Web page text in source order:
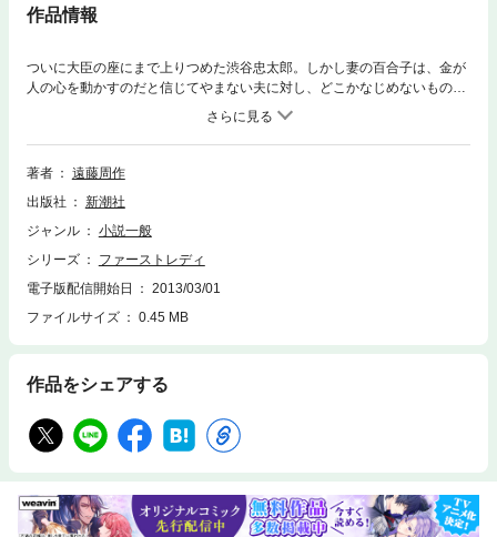
作品情報
ついに大臣の座にまで上りつめた渋谷忠太郎。しかし妻の百合子は、金が
人の心を動かすのだと信じてやまない夫に対し、どこかなじめないものを
感じていた。彼女の心には、未だ捨てきれぬ辻への想いがあった。その辻
と愛子の夫婦はそれぞれ弁護士と医師という職業に打ち込んで、満ち足り
た生活を送っているように見えた。やがてそれぞれの夫婦に思いもよらぬ
事件が起こって……。
著者
遠藤周作
出版社
新潮社
ジャンル
小説一般
シリーズ
ファーストレディ
電子版配信開始日
2013/03/01
ファイルサイズ
0.45 MB
作品をシェアする